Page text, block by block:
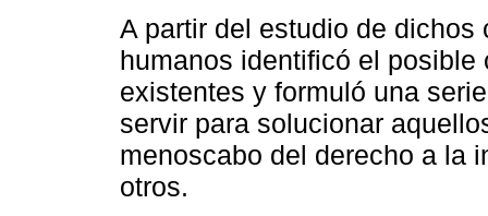
A partir del estudio de
humanos identificó el
existentes y formuló una
servir para solucionar
menoscabo del derecho a la
otros.